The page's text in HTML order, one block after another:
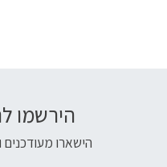
הירשמו
הישארו